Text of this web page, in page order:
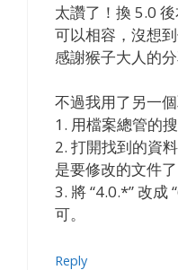
太讚了！換 5.0
可以相容，沒想
感謝猴子大人的分
不過我用了另一
1. 用檔案總管的
2. 打開找到的資
是要修改的文件了
3. 將 “4.0.*” 改成
可。
Reply